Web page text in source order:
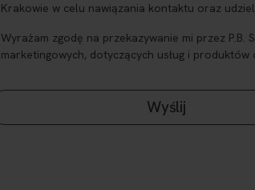
Krakowie w celu nawiązania kontaktu oraz
Wyrażam zgodę na przekazywanie mi przez P.B.
marketingowych, dotyczących usług i